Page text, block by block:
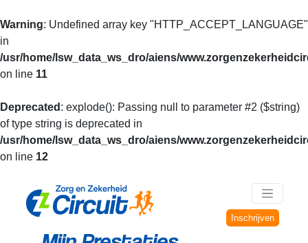
Warning: Undefined array key "HTTP_ACCEPT_LANGUAGE"
in
/usr/home/lsw_data_ws_dro/aiens/
on line 11
Deprecated : explode(): Passing null to parameter #2 ($string)
of type string is deprecated in
/usr/home/lsw_data_ws_dro/aiens/
on line 12
Inschrijven